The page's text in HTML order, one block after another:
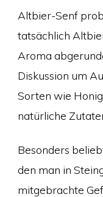
Altbier-Senf
tatsächlich
Aroma
Diskussion um
Sorten wie
natürliche
Besonders
den man in
mitgebrachte